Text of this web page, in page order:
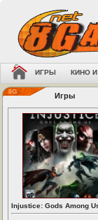
ИГРЫ КИНО И
Игры
Injustice: Gods Among